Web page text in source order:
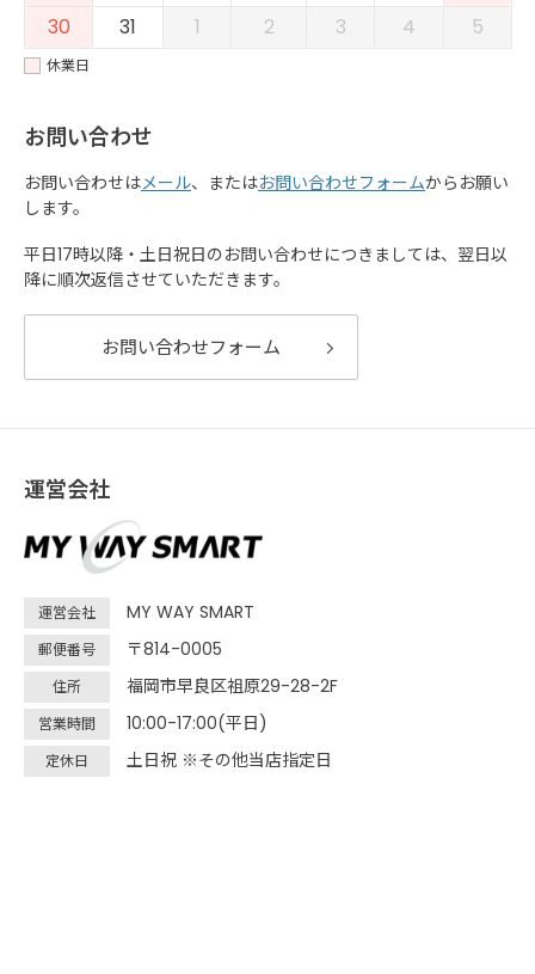
30
31 1 2 3 4 5
休業日
お問い合わせ
お問い合わせはメール、またはお問い合わせフォームからお願い
します。
平日17時以降・土日祝日のお問い合わせにつきましては、翌日以
降に順次返信させていただきます。
お問い合わせフォーム
運営会社
運営会社 MY WAY SMART
郵便番号 〒814-0005
住所 福岡市早良区祖原29-28-2F
営業時間 10:00-17:00(平日)
定休日 土日祝 ※その他当店指定日